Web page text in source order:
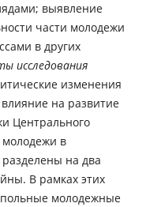
выявление
части молодежи
в других
исследования
изменения
влияние на развитие
Центрального
в
на два
В рамках этих
молодежные